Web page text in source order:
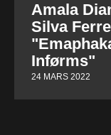
Amala
Silva
Inførms"
24 MARS 2022